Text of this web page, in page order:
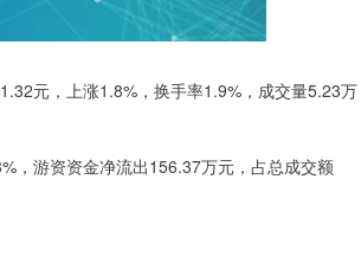
元，上涨1.8%，换手率1.9%，成交量5.23万
，游资资金净流出156.37万元，占总成交额
4665.73 14.42